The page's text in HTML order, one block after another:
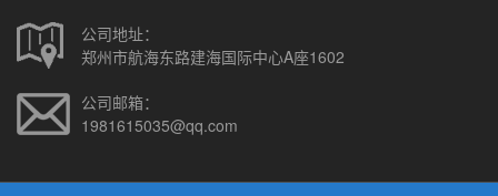
公司地址：
郑州市航海东路建海国际中心A座1602
公司邮箱：
1981615035@qq.com